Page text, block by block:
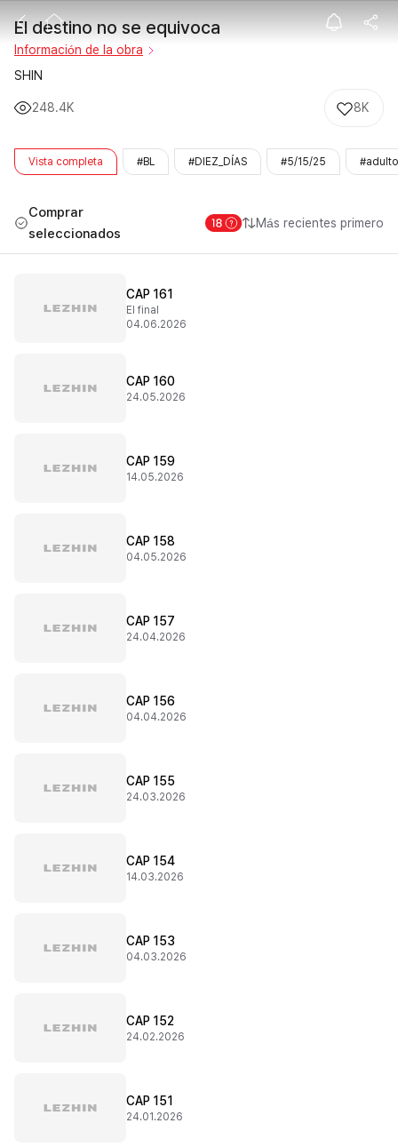
El destino no
El destino no se equivoca
Información de la obra
SHIN
248.4K 8K
Vista completa #BL #DIEZ_DÍAS #5/15/25 #adulto
Comprar
seleccionados
Más recientes primero
CAP 161
El final
04.06.2026
CAP 160
24.05.2026
CAP 159
14.05.2026
CAP 158
04.05.2026
CAP 157
24.04.2026
CAP 156
04.04.2026
CAP 155
24.03.2026
CAP 154
14.03.2026
CAP 153
04.03.2026
CAP 152
24.02.2026
CAP 151
24.01.2026